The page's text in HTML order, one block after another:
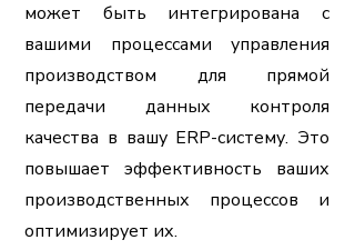
может быть интегрирована с
вашими процессами управления
производством для прямой
передачи данных контроля
качества в вашу ERP-систему. Это
повышает эффективность ваших
производственных процессов и
оптимизирует их.